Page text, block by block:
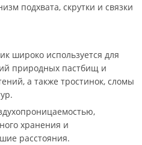
подхвата, скрутки и связки
широко используется для
природных пастбищ и
а также тростинок, сломы
хранения и
расстояния.